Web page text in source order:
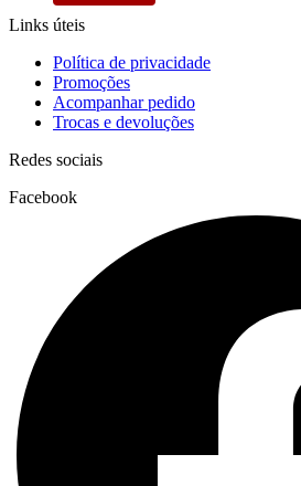
Links úteis
Política de privacidade
Promoções
Acompanhar pedido
Trocas e devoluções
Redes sociais
Facebook